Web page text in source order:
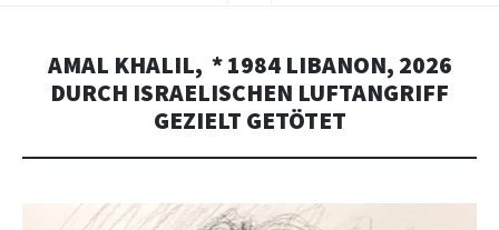
AMAL KHALIL, * 1984 LIBANON, 2026
DURCH ISRAELISCHEN LUFTANGRIFF
GEZIELT GETÖTET